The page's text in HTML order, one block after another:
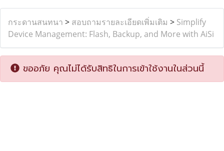
กระดานสนทนา > สอบถามรายละเอียดเพิ่มเติม > Simplify
Device Management: Flash, Backup, and More with AiSi
ขออภัย คุณไม่ได้รับสิทธิในการเข้าใช้งานในส่วนนี้